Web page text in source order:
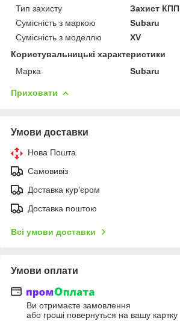
Тип захисту
Захист КПП
Сумісність з маркою
Subaru
Сумісність з моделлю
XV
Користувальницькі характеристики
Марка
Subaru
Приховати
Умови доставки
Нова Пошта
Самовивіз
Доставка кур'єром
Доставка поштою
Всі умови доставки
Умови оплати
Ви отримаєте замовлення
або гроші повернуться на вашу картку